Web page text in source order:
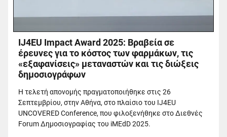
IJ4EU Impact Award 2025: Βραβεία σε
έρευνες για το κόστος των φαρμάκων, τις
«εξαφανίσεις» μεταναστών και τις διώξεις
δημοσιογράφων
Η τελετή απονομής πραγματοποιήθηκε στις 26
Σεπτεμβρίου, στην Αθήνα, στο πλαίσιο του IJ4EU
UNCOVERED Conference, που φιλοξενήθηκε στο Διεθνές
Forum Δημοσιογραφίας του iMEdD 2025.